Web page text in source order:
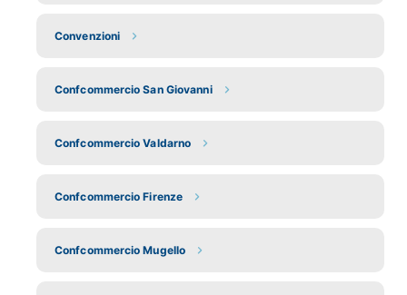
Convenzioni
Confcommercio San Giovanni
Confcommercio Valdarno
Confcommercio Firenze
Confcommercio Mugello